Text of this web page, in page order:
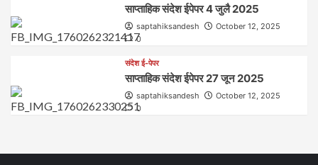
साप्ताहिक संदेश ईपेपर 4 जुलै 2025
saptahiksandesh
October 12, 2025
0
संदेश ई-पेपर
साप्ताहिक संदेश ईपेपर 27 जून 2025
saptahiksandesh
October 12, 2025
0